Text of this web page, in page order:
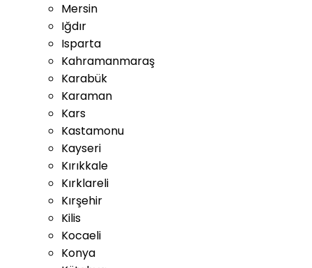
Mersin
Iğdır
Isparta
Kahramanmaraş
Karabük
Karaman
Kars
Kastamonu
Kayseri
Kırıkkale
Kırklareli
Kırşehir
Kilis
Kocaeli
Konya